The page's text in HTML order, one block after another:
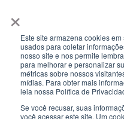
×
Este site armazena cookies
usados para coletar
nosso site e nos permite
para melhorar e personalizar
métricas sobre nossos
mídias. Para obter mais
leia nossa Política de
Se você recusar, suas
você acessar este site. Um
© Copyrights 2026 FF Solutions ·